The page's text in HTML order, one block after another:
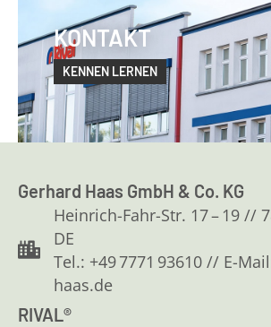
KONTAKT
KENNEN LERNEN
Gerhard Haas GmbH & Co. KG
Heinrich-Fahr-Str. 17 – 19 //
DE
Tel.: +49 7771 93610 // E-
haas.de
RIVAL®